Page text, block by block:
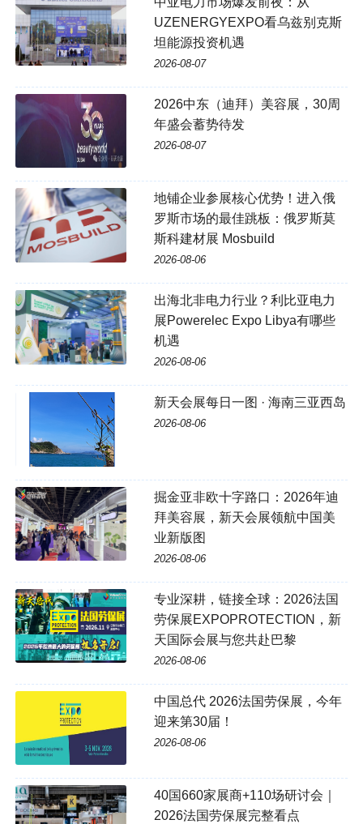
UZENERGYEXPO看乌兹别克斯
坦能源投资机遇
2026-08-07
2026中东（迪拜）美容展，30周
年盛会蓄势待发
2026-08-07
地铺企业参展核心优势！进入俄
罗斯市场的最佳跳板：俄罗斯莫
斯科建材展 Mosbuild
2026-08-06
出海北非电力行业？利比亚电力
展Powerelec Expo Libya有哪些
机遇
2026-08-06
新天会展每日一图 · 海南三亚西岛
2026-08-06
掘金亚非欧十字路口：2026年迪
拜美容展，新天会展领航中国美
业新版图
2026-08-06
专业深耕，链接全球：2026法国
劳保展EXPOPROTECTION，新
天国际会展与您共赴巴黎
2026-08-06
中国总代 2026法国劳保展，今年
迎来第30届！
2026-08-06
40国660家展商+110场研讨会｜
2026法国劳保展完整看点